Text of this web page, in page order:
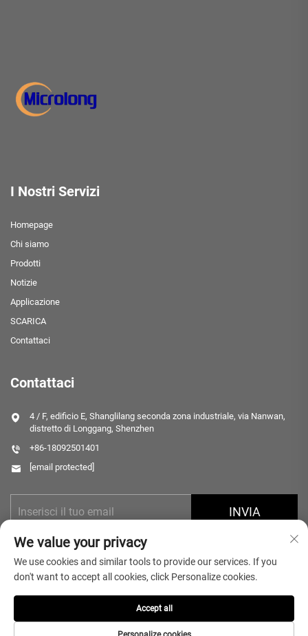
I Nostri Servizi
Homepage
Chi siamo
Prodotti
Notizie
Applicazione
SCARICA
Contattaci
Contattaci
4 / F, edificio E, Shanglilang seconda zona industriale, via Nanwan,
distretto di Longgang, Shenzhen
+86-18092501401
[email protected]
INVIA
Copyright © 2025 Shenzhen Microlong Technology Co., Ltd. Tutti i diritti
riservati. Informativa sulla Privacy
We value your privacy
We use cookies and similar tools to provide our services. If you
don't want to accept all cookies, click Personalize cookies.
Accept all